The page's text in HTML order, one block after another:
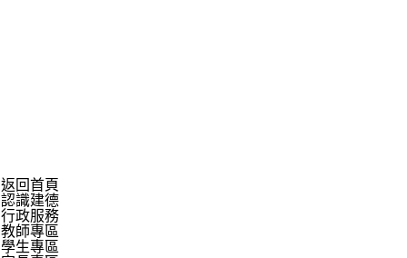
返回首頁
認識建德
行政服務
教師專區
學生專區